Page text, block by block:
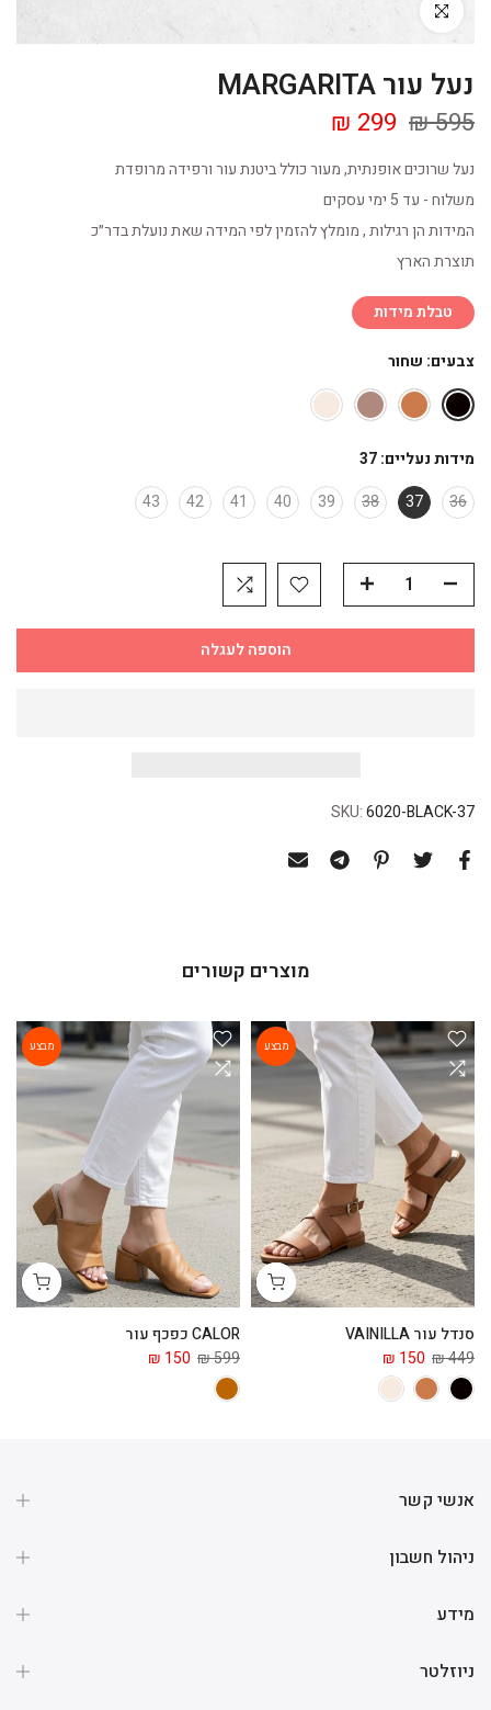
Click to enlarge
נעל עור MARGARITA
595 ₪
299 ₪
נעל שרוכים אופנתית, מעור כולל ביטנת עור ורפידה מרופדת
משלוח - עד 5 ימי עסקים
המידות הן רגילות , מומלץ להזמין לפי המידה שאת נועלת בדר״כ
תוצרת הארץ
טבלת מידות
צבעים: שחור
מידות נעליים:37
36
37
38
39
40
41
42
43
הוספה לעגלה
SKU:6020-BLACK-37
מוצרים קשורים
מבצע
סנדל עור VAINILLA
449 ₪
150 ₪
מבצע
CALOR כפכף עור
599 ₪
150 ₪
אנשי קשר
ניהול חשבון
מידע
ניוזלטר